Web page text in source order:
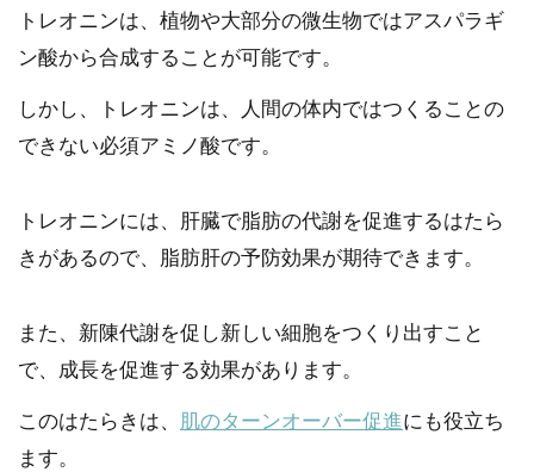
トレオニンは、植物や大部分の微生物ではアスパラギ
ン酸から合成することが可能です。
しかし、トレオニンは、人間の体内ではつくることの
できない必須アミノ酸です。
トレオニンには、肝臓で脂肪の代謝を促進するはたら
きがあるので、脂肪肝の予防効果が期待できます。
また、新陳代謝を促し新しい細胞をつくり出すこと
で、成長を促進する効果があります。
このはたらきは、 肌のターンオーバー促進にも役立ち
ます。